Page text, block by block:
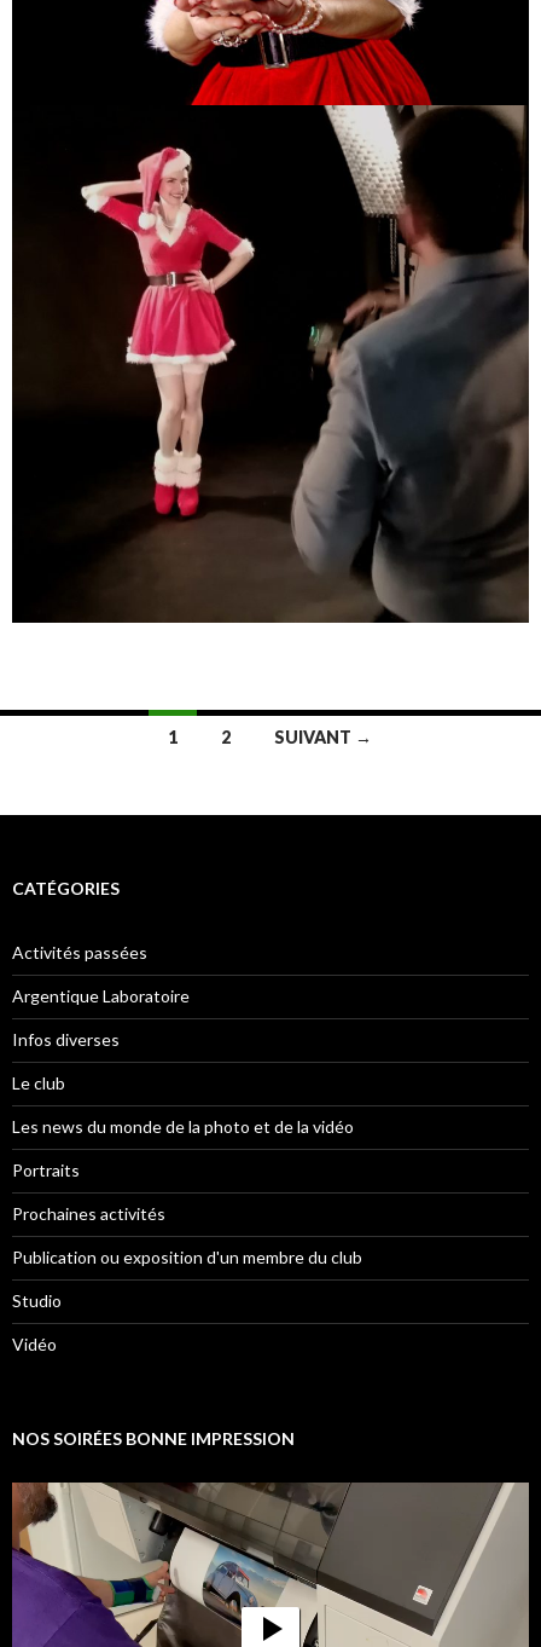
articles
1 2 SUIVANT →
CATÉGORIES
Activités passées
Argentique Laboratoire
Infos diverses
Le club
Les news du monde de la photo et de la vidéo
Portraits
Prochaines activités
Publication ou exposition d'un membre du club
Studio
Vidéo
NOS SOIRÉES BONNE IMPRESSION
Lecteur
vidéo